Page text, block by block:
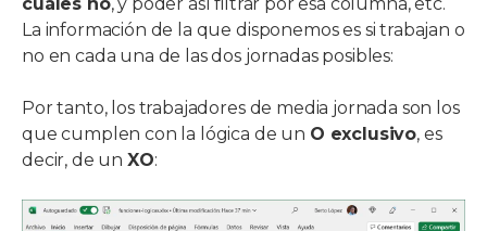
La información de la que disponemos es si trabajan o
no en cada una de las dos jornadas posibles:
Por tanto, los trabajadores de media jornada son los
que cumplen con la lógica de un O exclusivo, es
decir, de un XO: